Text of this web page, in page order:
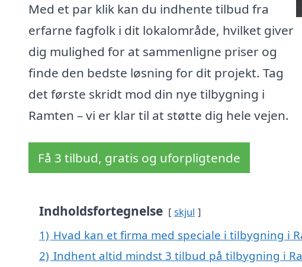
Med et par klik kan du indhente tilbud fra
erfarne fagfolk i dit lokalområde, hvilket giver
dig mulighed for at sammenligne priser og
finde den bedste løsning for dit projekt. Tag
det første skridt mod din nye tilbygning i
Ramten – vi er klar til at støtte dig hele vejen.
Få 3 tilbud, gratis og uforpligtende
Indholdsfortegnelse skjul
1) Hvad kan et firma med speciale i tilbygning i
2) Indhent altid mindst 3 tilbud på tilbygning i